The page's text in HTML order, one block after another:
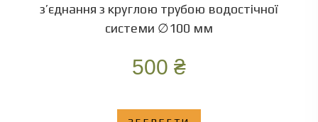
з’єднання з круглою трубою водостічної
системи ∅100 мм
500 ₴